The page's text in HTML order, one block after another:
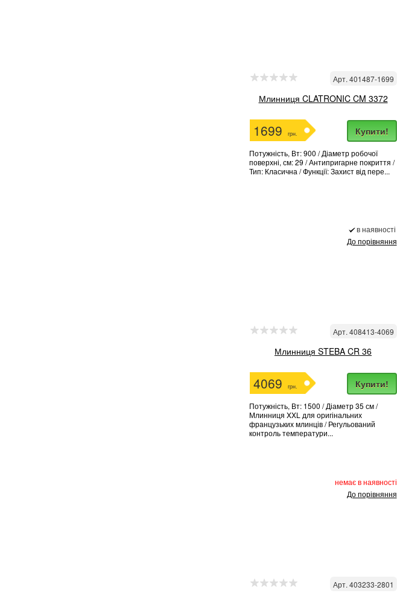
Арт. 401487-1699
Млинниця CLATRONIC CM 3372
1699 грн. Купити!
Потужність, Вт: 900 / Діаметр робочої
поверхні, см: 29 / Антипригарне покриття /
Тип: Класична / Функції: Захист від пере...
в наявності
До порівняння
Арт. 408413-4069
Млинниця STEBA CR 36
4069 грн. Купити!
Потужність, Вт: 1500 / Діаметр 35 см /
Млинниця XXL для оригінальних
французьких млинців / Регульований
контроль температури...
немає в наявності
До порівняння
Арт. 403233-2801